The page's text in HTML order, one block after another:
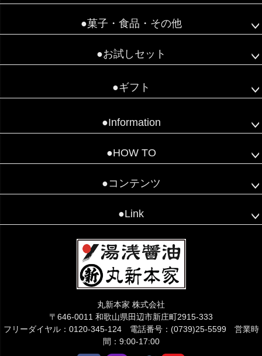
●菓子・食品・その他
●お試しセット
●ギフト
●Information
●HOW TO
●コンテンツ
●Link
丸新本家 株式会社
〒646-0011 和歌山県田辺市新庄町2915-333
フリーダイヤル：0120-345-124 電話番号：(0739)25-5599 営業時
間：9:00-17:00